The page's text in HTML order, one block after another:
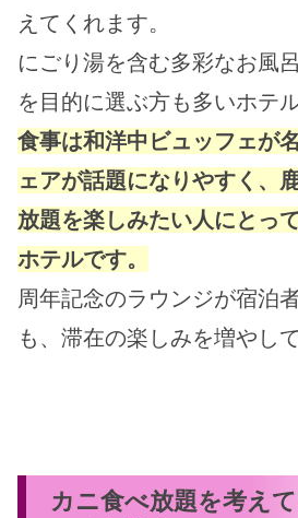
えてくれます。
にごり湯を含む多彩なお風
を目的に選ぶ方も多いホテル
食事は和洋中ビュッフェが
ェアが話題になりやすく、
放題を楽しみたい人にとっ
ホテルです。
周年記念のラウンジが宿泊
も、滞在の楽しみを増やし
カニ食べ放題を考え